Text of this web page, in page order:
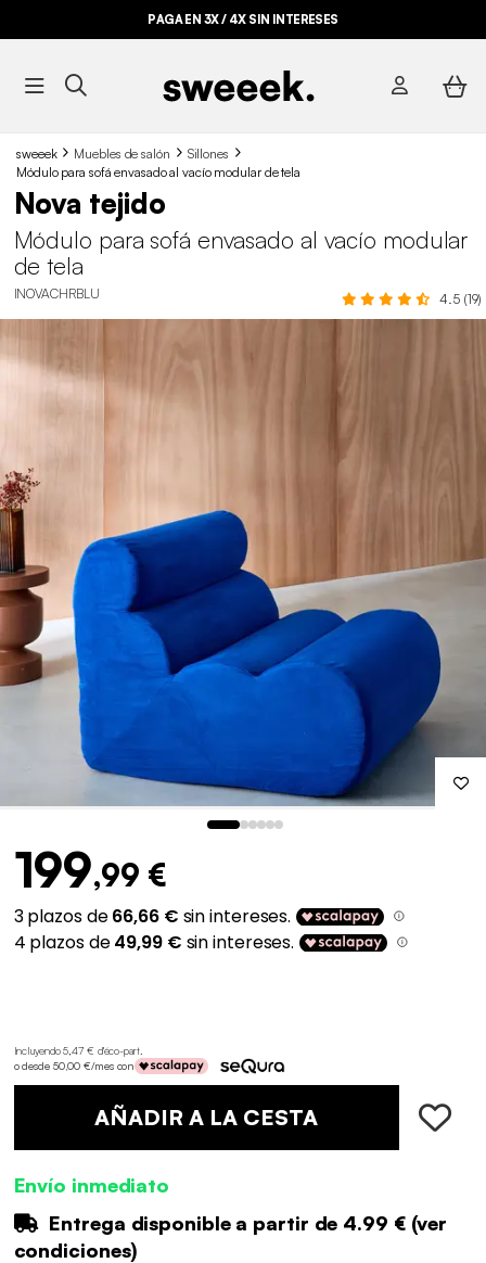
PAGA EN 3X / 4X SIN INTERESES
sweeek Muebles de salón
Sillones
Módulo para sofá envasado al vacío modular de tela
Nova tejido
Módulo para sofá envasado al vacío modular
de tela
INOVACHRBLU 4.5 (19)
199,99 €
Incluyendo 5,47 € d'éco-part.
o desde 50,00 €/mes con
AÑADIR A LA CESTA
Envío inmediato
Entrega disponible a partir de 4.99 €(ver
condiciones)